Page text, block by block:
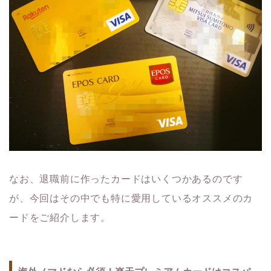
なお、退職前に作ったカードはいくつかあるのです
が、今回はその中でも特に愛用しているオススメのカ
ードをご紹介します。